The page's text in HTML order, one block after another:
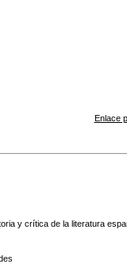
Enlace
y crítica de la literatura